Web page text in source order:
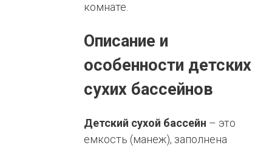
комнате.
Описание и
особенности детских
сухих бассейнов
Детский сухой бассейн – это
емкость (манеж), заполнена